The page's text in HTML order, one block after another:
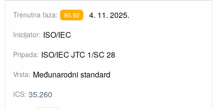
Trenutna faza: 90.92 4. 11. 2025.
Inicijator: ISO/IEC
Pripada: ISO/IEC JTC 1/SC 28
Vrsta: Međunarodni standard
ICS: 35.260